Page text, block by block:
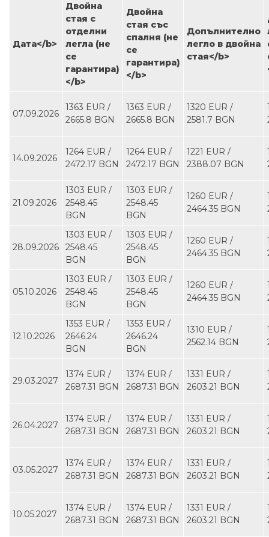
Дата<∕b>
Двойна
стая с
отделни
легла (не
се
гарантира)
<∕b>
Двойна
стая със
спалня (не
се
гарантира)
<∕b>
Допълнително
легло в двойна
стая<∕b>
07.09.2026
1363 EUR ∕
2665.8 BGN
1363 EUR ∕
2665.8 BGN
1320 EUR ∕
2581.7 BGN
14.09.2026
1264 EUR ∕
2472.17 BGN
1264 EUR ∕
2472.17 BGN
1221 EUR ∕
2388.07 BGN
21.09.2026
1303 EUR ∕
2548.45
BGN
1303 EUR ∕
2548.45
BGN
1260 EUR ∕
2464.35 BGN
28.09.2026
1303 EUR ∕
2548.45
BGN
1303 EUR ∕
2548.45
BGN
1260 EUR ∕
2464.35 BGN
05.10.2026
1303 EUR ∕
2548.45
BGN
1303 EUR ∕
2548.45
BGN
1260 EUR ∕
2464.35 BGN
12.10.2026
1353 EUR ∕
2646.24
BGN
1353 EUR ∕
2646.24
BGN
1310 EUR ∕
2562.14 BGN
29.03.2027
1374 EUR ∕
2687.31 BGN
1374 EUR ∕
2687.31 BGN
1331 EUR ∕
2603.21 BGN
26.04.2027
1374 EUR ∕
2687.31 BGN
1374 EUR ∕
2687.31 BGN
1331 EUR ∕
2603.21 BGN
03.05.2027
1374 EUR ∕
2687.31 BGN
1374 EUR ∕
2687.31 BGN
1331 EUR ∕
2603.21 BGN
10.05.2027
1374 EUR ∕
2687.31 BGN
1374 EUR ∕
2687.31 BGN
1331 EUR ∕
2603.21 BGN